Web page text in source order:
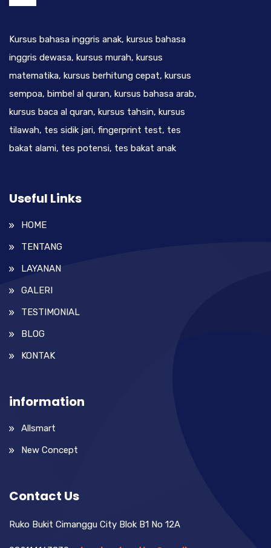
Kursus bahasa inggris anak, kursus bahasa
inggris dewasa, kursus murah, kursus
matematika, kursus berhitung cepat, kursus
sempoa, bimbel al quran, kursus bahasa arab,
kursus baca al quran, kursus tahsin, kursus
tilawah, tes sidik jari, fingerprint test, tes
bakat alami, tes potensi, tes bakat anak
Useful Links
HOME
TENTANG
LAYANAN
GALERI
TESTIMONIAL
BLOG
KONTAK
information
Allsmart
New Concept
Contact Us
Ruko Bukit Cimanggu City Blok B1 No 12A